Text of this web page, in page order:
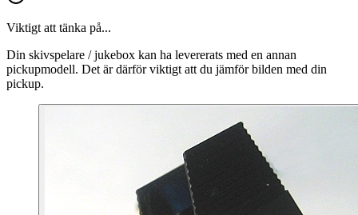
Viktigt att tänka på...
Din skivspelare / jukebox kan ha levererats med en annan
pickupmodell. Det är därför viktigt att du jämför bilden med din
pickup.